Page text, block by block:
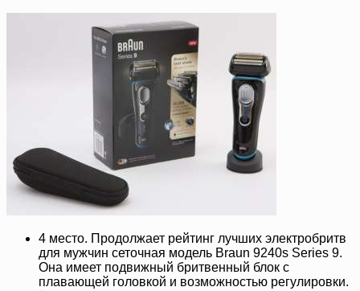
4 место. Продолжает рейтинг лучших электробритв
для мужчин сеточная модель Braun 9240s Series 9.
Она имеет подвижный бритвенный блок с
плавающей головкой и возможностью регулировки.